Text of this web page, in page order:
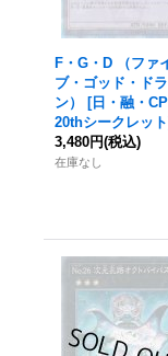
F・G・D （ファ
ブ・ゴッド・ド
ン）
[日・融・
20thシークレット
3,480円(税込)
在庫なし